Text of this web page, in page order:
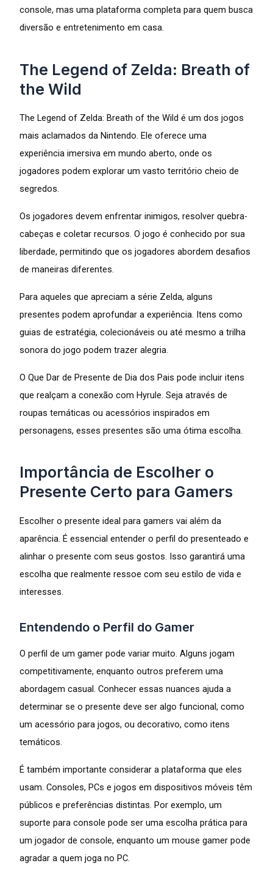
console, mas uma plataforma completa para quem busca
diversão e entretenimento em casa.
The Legend of Zelda: Breath of
the Wild
The Legend of Zelda: Breath of the Wild é um dos jogos
mais aclamados da Nintendo. Ele oferece uma
experiência imersiva em mundo aberto, onde os
jogadores podem explorar um vasto território cheio de
segredos.
Os jogadores devem enfrentar inimigos, resolver quebra-
cabeças e coletar recursos. O jogo é conhecido por sua
liberdade, permitindo que os jogadores abordem desafios
de maneiras diferentes.
Para aqueles que apreciam a série Zelda, alguns
presentes podem aprofundar a experiência. Itens como
guias de estratégia, colecionáveis ou até mesmo a trilha
sonora do jogo podem trazer alegria.
O Que Dar de Presente de Dia dos Pais pode incluir itens
que realçam a conexão com Hyrule. Seja através de
roupas temáticas ou acessórios inspirados em
personagens, esses presentes são uma ótima escolha.
Importância de Escolher o
Presente Certo para Gamers
Escolher o presente ideal para gamers vai além da
aparência. É essencial entender o perfil do presenteado e
alinhar o presente com seus gostos. Isso garantirá uma
escolha que realmente ressoe com seu estilo de vida e
interesses.
Entendendo o Perfil do Gamer
O perfil de um gamer pode variar muito. Alguns jogam
competitivamente, enquanto outros preferem uma
abordagem casual. Conhecer essas nuances ajuda a
determinar se o presente deve ser algo funcional, como
um acessório para jogos, ou decorativo, como itens
temáticos.
É também importante considerar a plataforma que eles
usam. Consoles, PCs e jogos em dispositivos móveis têm
públicos e preferências distintas. Por exemplo, um
suporte para console pode ser uma escolha prática para
um jogador de console, enquanto um mouse gamer pode
agradar a quem joga no PC.